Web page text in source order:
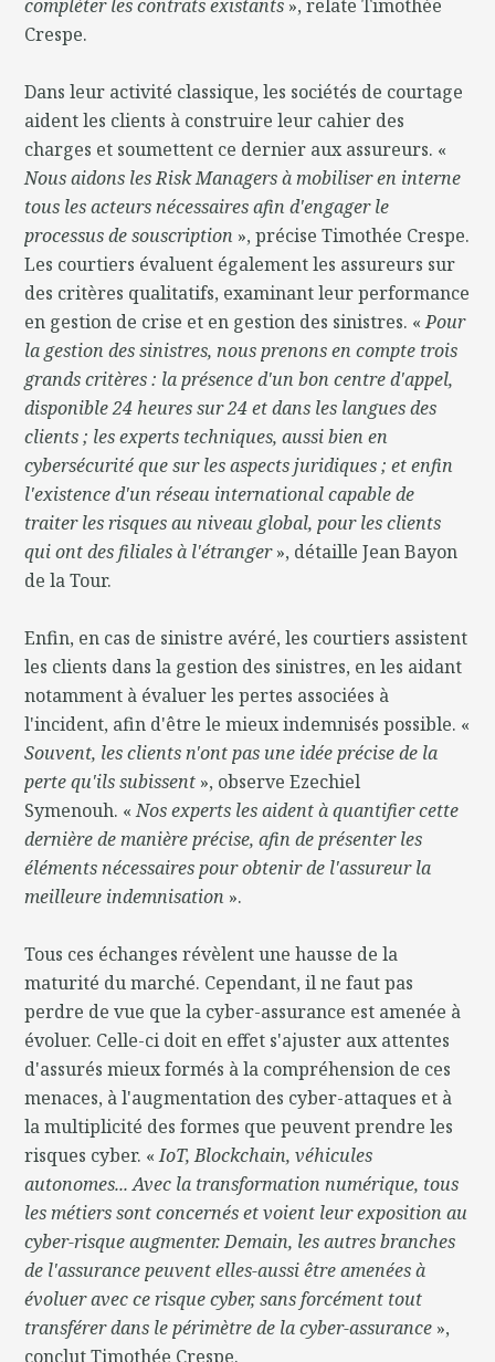
compléter les contrats existants », relate Timothée
Crespe.
Dans leur activité classique, les sociétés de courtage
aident les clients à construire leur cahier des
charges et soumettent ce dernier aux assureurs. «
Nous aidons les Risk Managers à mobiliser en interne
tous les acteurs nécessaires afin d'engager le
processus de souscription », précise Timothée Crespe.
Les courtiers évaluent également les assureurs sur
des critères qualitatifs, examinant leur performance
en gestion de crise et en gestion des sinistres. «Pour
la gestion des sinistres, nous prenons en compte trois
grands critères : la présence d'un bon centre d'appel,
disponible 24 heures sur 24 et dans les langues des
clients ; les experts techniques, aussi bien en
cybersécurité que sur les aspects juridiques ; et enfin
l'existence d'un réseau international capable de
traiter les risques au niveau global, pour les clients
qui ont des filiales à l'étranger», détaille Jean Bayon
de la Tour.
Enfin, en cas de sinistre avéré, les courtiers assistent
les clients dans la gestion des sinistres, en les aidant
notamment à évaluer les pertes associées à
l'incident, afin d'être le mieux indemnisés possible. «
Souvent, les clients n'ont pas une idée précise de la
perte qu'ils subissent », observe Ezechiel
Symenouh. «Nos experts les aident à quantifier cette
dernière de manière précise, afin de présenter les
éléments nécessaires pour obtenir de l'assureur la
meilleure indemnisation ».
Tous ces échanges révèlent une hausse de la
maturité du marché. Cependant, il ne faut pas
perdre de vue que la cyber-assurance est amenée à
évoluer. Celle-ci doit en effet s'ajuster aux attentes
d'assurés mieux formés à la compréhension de ces
menaces, à l'augmentation des cyber-attaques et à
la multiplicité des formes que peuvent prendre les
risques cyber. «IoT, Blockchain, véhicules
autonomes... Avec la transformation numérique, tous
les métiers sont concernés et voient leur exposition au
cyber-risque augmenter. Demain, les autres branches
de l'assurance peuvent elles-aussi être amenées à
évoluer avec ce risque cyber, sans forcément tout
transférer dans le périmètre de la cyber-assurance »,
conclut Timothée Crespe.